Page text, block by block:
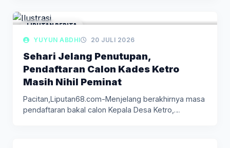
LIPUTAN BERITA
YUYUN ABDHI 20 JULI 2026
Sehari Jelang Penutupan,
Pendaftaran Calon Kades Ketro
Masih Nihil Peminat
Pacitan,Liputan68.com-Menjelang berakhirnya masa
pendaftaran bakal calon Kepala Desa Ketro,